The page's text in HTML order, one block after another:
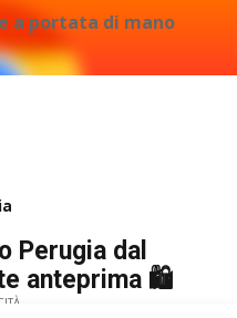
a portata di mano
Perugia dal
anteprima 🛍️